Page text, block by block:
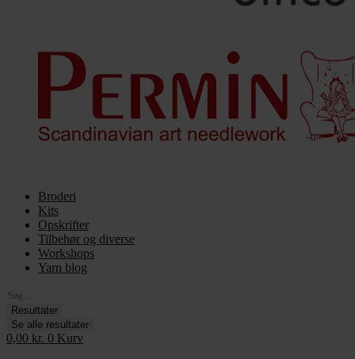
Broderi
Kits
Opskrifter
Tilbehør og diverse
Workshops
Yarn blog
Search
...Resultater
Se alle resultater
0,00 kr. 0 Kurv